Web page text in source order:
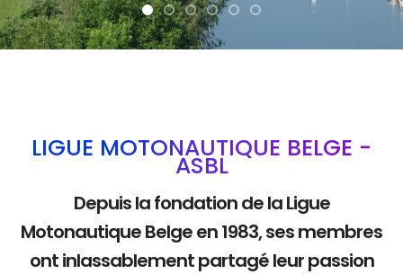
LIGUE MOTONAUTIQUE BELGE -
ASBL
Depuis la fondation de la Ligue
Motonautique Belge en 1983, ses membres
ont inlassablement partagé leur passion